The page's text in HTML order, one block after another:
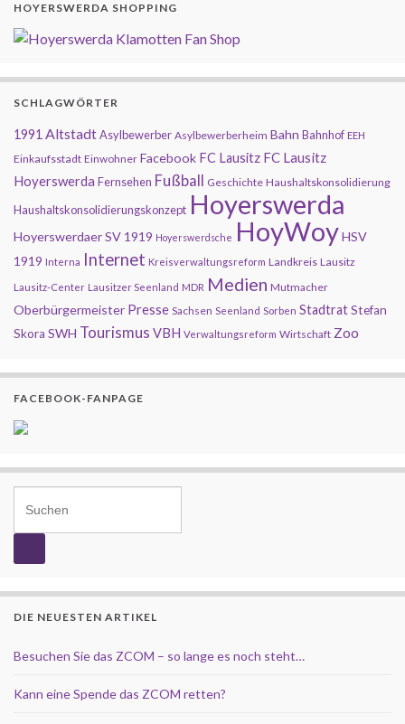
HOYERSWERDA SHOPPING
SCHLAGWÖRTER
1991 AltstadtAsylbewerber Asylbewerberheim Bahn Bahnhof EEH
Einkaufsstadt Einwohner Facebook FC Lausitz FC Lausitz
Hoyerswerda Fernsehen Fußball Geschichte Haushaltskonsolidierung
Haushaltskonsolidierungskonzept Hoyerswerda
Hoyerswerdaer SV 1919 Hoyerswerdsche HoyWoyHSV
1919 Interna Internet Kreisverwaltungsreform Landkreis Lausitz
Lausitz-Center Lausitzer Seenland MDR Medien Mutmacher
Oberbürgermeister Presse Sachsen Seenland Sorben StadtratStefan
Skora SWH Tourismus VBH Verwaltungsreform Wirtschaft Zoo
FACEBOOK-FANPAGE
DIE NEUESTEN ARTIKEL
Besuchen Sie das ZCOM – so lange es noch steht…
Kann eine Spende das ZCOM retten?